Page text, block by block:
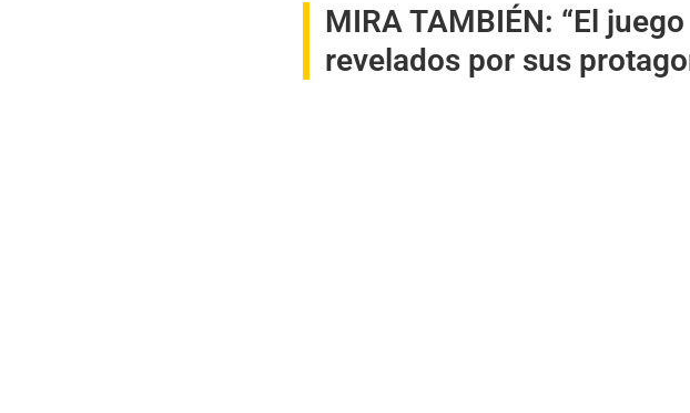
MIRA TAMBIÉN: “El
revelados por sus